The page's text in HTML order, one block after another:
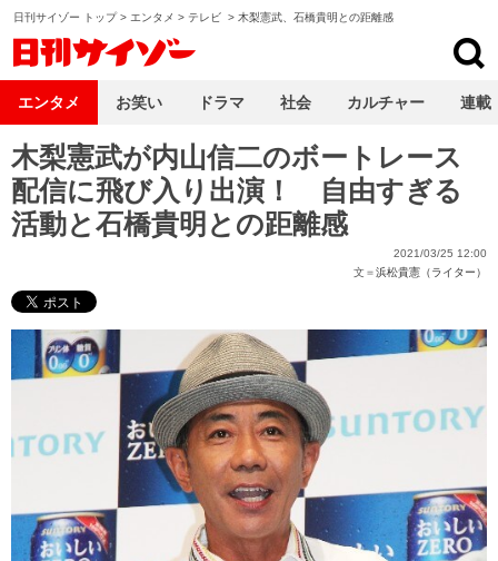
日刊サイゾー トップ> エンタメ > テレビ > 木梨憲武、石橋貴明との距離感
木梨憲武が内山信二のボートレース
配信に飛び入り出演！ 自由すぎる
活動と石橋貴明との距離感
2021/03/25 12:00
文＝浜松貴憲（ライター）
エンタメ お笑い ドラマ 社会 カルチャー 連載